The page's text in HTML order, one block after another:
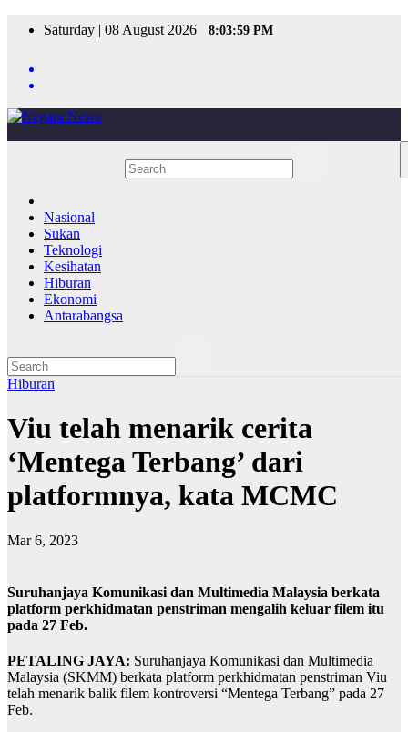
Saturday | 08 August 2026 8:03:59 PM
Nasional
Sukan
Teknologi
Kesihatan
Hiburan
Ekonomi
Antarabangsa
Hiburan
Viu telah menarik cerita
‘Mentega Terbang’ dari
platformnya, kata MCMC
Mar 6, 2023
Suruhanjaya Komunikasi dan Multimedia Malaysia berkata
platform perkhidmatan penstriman mengalih keluar filem itu
pada 27 Feb.
PETALING JAYA: Suruhanjaya Komunikasi dan Multimedia
Malaysia (SKMM) berkata platform perkhidmatan penstriman Viu
telah menarik balik filem kontroversi “Mentega Terbang” pada 27
Feb.